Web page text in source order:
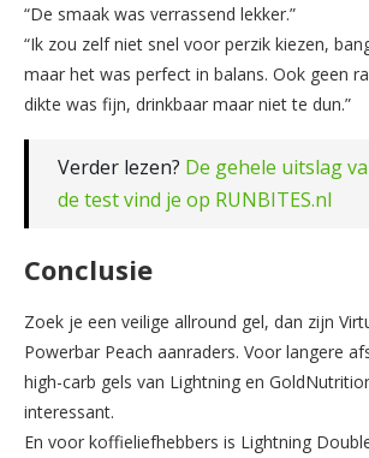
“De smaak was verrassend lekker.”
“Ik zou zelf niet snel voor perzik kiezen,
maar het was perfect in balans. Ook geen
dikte was fijn, drinkbaar maar niet te dun.”
Verder lezen? De gehele uitslag
de test vind je op RUNBITES.nl
Conclusie
Zoek je een veilige allround gel, dan zijn
Powerbar Peach aanraders. Voor langere
high-carb gels van Lightning en
interessant.
En voor koffieliefhebbers is Lightning